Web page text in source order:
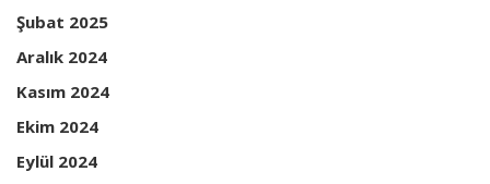
Şubat 2025
Aralık 2024
Kasım 2024
Ekim 2024
Eylül 2024